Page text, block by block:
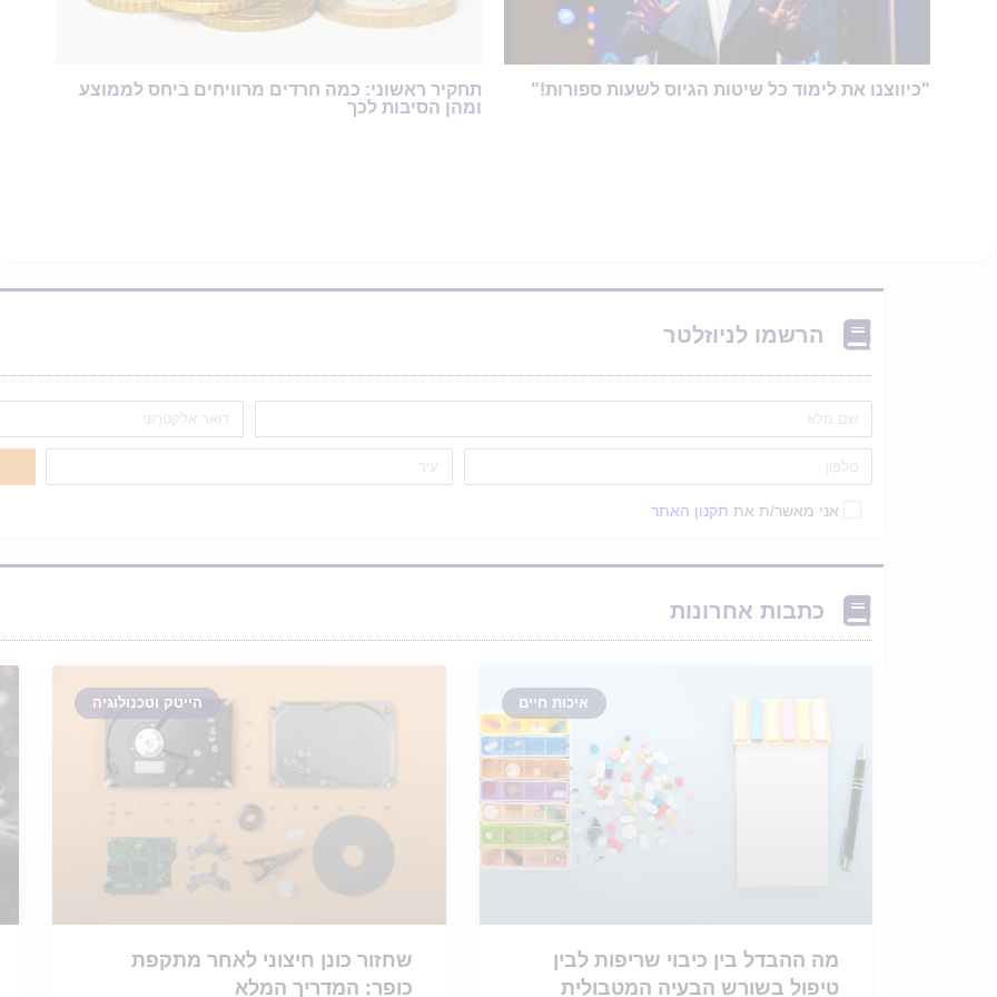
"כיווצנו את לימוד כל שיטות הגיוס לשעות ספורות!"
תחקיר ראשוני: כמה חרדים מרוויחים ביחס לממוצע
ומהן הסיבות לכך
הרשמו לניוזלטר
אני מאשר/ת את תקנון האתר
כתבות אחרונות
איכות חיים
מה ההבדל בין כיבוי שריפות לבין
טיפול בשורש הבעיה המטבולית
הייטק וטכנולוגיה
שחזור כונן חיצוני לאחר מתקפת
כופר: המדריך המלא